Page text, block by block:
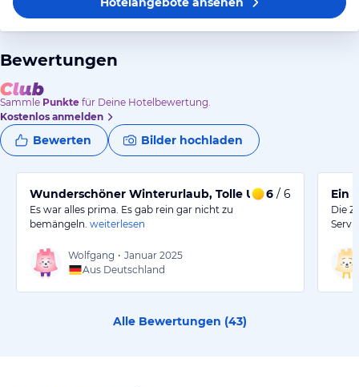
Bewertungen
Sammle Punkte für Deine Hotelbewertung.
Kostenlos anmelden
Bewerten Bilder hochladen
Wunderschöner Winterurlaub, Tolle Unterkunft,
6 / 6
Es war alles prima. Es gab rein gar nicht zu
bemängeln. weiterlesen
Wolfgang • Januar 2025
Aus Deutschland
Ein
Die
Alle Bewertungen (43)